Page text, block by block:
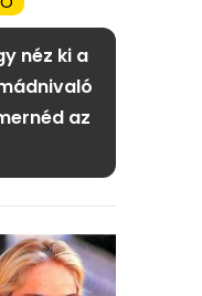
néz ki a
az